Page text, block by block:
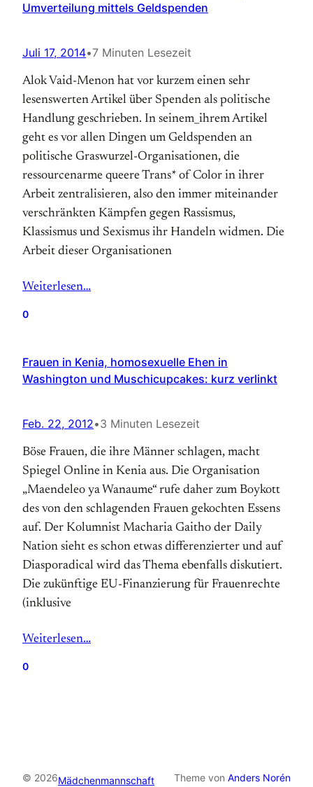
Umverteilung mittels Geldspenden
Juli 17, 2014•7 Minuten Lesezeit
Alok Vaid-Menon hat vor kurzem einen sehr
lesenswerten Artikel über Spenden als politische
Handlung geschrieben. In seinem_ihrem Artikel
geht es vor allen Dingen um Geldspenden an
politische Graswurzel-Organisationen, die
ressourcenarme queere Trans* of Color in ihrer
Arbeit zentralisieren, also den immer miteinander
verschränkten Kämpfen gegen Rassismus,
Klassismus und Sexismus ihr Handeln widmen. Die
Arbeit dieser Organisationen
Weiterlesen…
0
Frauen in Kenia, homosexuelle Ehen in
Washington und Muschicupcakes: kurz verlinkt
Feb. 22, 2012•3 Minuten Lesezeit
Böse Frauen, die ihre Männer schlagen, macht
Spiegel Online in Kenia aus. Die Organisation
„Maendeleo ya Wanaume“ rufe daher zum Boykott
des von den schlagenden Frauen gekochten Essens
auf. Der Kolumnist Macharia Gaitho der Daily
Nation sieht es schon etwas differenzierter und auf
Diasporadical wird das Thema ebenfalls diskutiert.
Die zukünftige EU-Finanzierung für Frauenrechte
(inklusive
Weiterlesen…
0
© 2026Mädchenmannschaft Theme von Anders Norén